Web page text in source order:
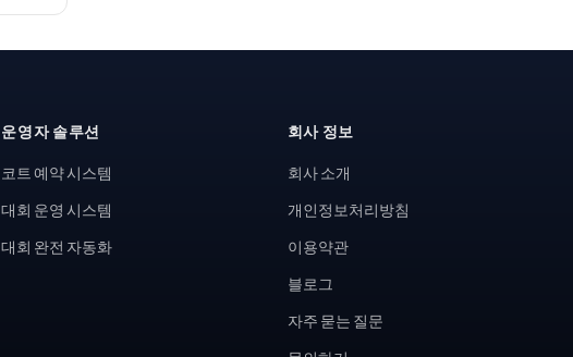
운영자 솔루션
코트 예약 시스템
대회 운영 시스템
대회 완전 자동화
회사 정보
회사 소개
개인정보처리방침
이용약관
블로그
자주 묻는 질문